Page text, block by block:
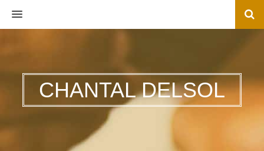
MENU
CHANTAL DELSOL